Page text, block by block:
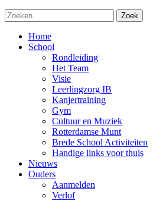
Zoek
Home
School
Rondleiding
Het Team
Visie
Leerlingzorg IB
Kanjertraining
Gym
Cultuur en Muziek
Rotterdamse Munt
Brede School Activiteiten
Handige links voor thuis
Nieuws
Ouders
Aanmelden
Verlof